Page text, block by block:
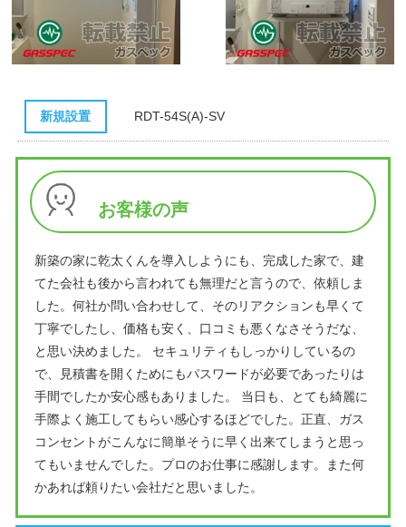
新規設置 RDT-54S(A)-SV
お客様の声
新築の家に乾太くんを導入しようにも、完成した家で、建
てた会社も後から言われても無理だと言うので、依頼しま
した。何社か問い合わせして、そのリアクションも早くて
丁寧でしたし、価格も安く、口コミも悪くなさそうだな、
と思い決めました。 セキュリティもしっかりしているの
で、見積書を開くためにもパスワードが必要であったりは
手間でしたか安心感もありました。 当日も、とても綺麗に
手際よく施工してもらい感心するほどでした。正直、ガス
コンセントがこんなに簡単そうに早く出来てしまうと思っ
てもいませんでした。プロのお仕事に感謝します。また何
かあれば頼りたい会社だと思いました。